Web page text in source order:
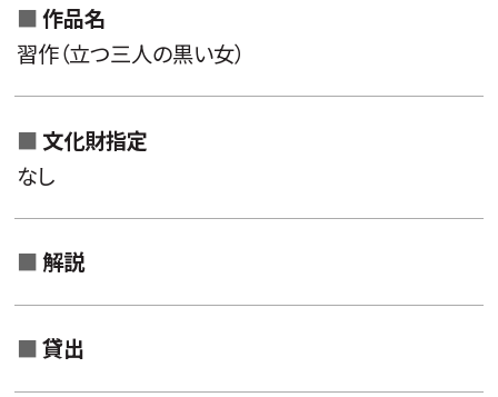
作品名
習作（立つ三人の黒い女）
文化財指定
なし
解説
貸出